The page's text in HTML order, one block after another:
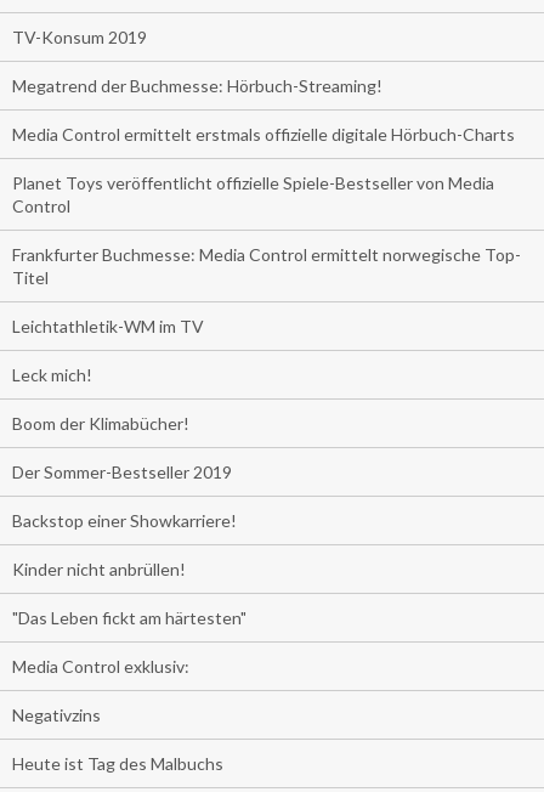
TV-Konsum 2019
Megatrend der Buchmesse: Hörbuch-Streaming!
Media Control ermittelt erstmals offizielle digitale Hörbuch-Charts
Planet Toys veröffentlicht offizielle Spiele-Bestseller von Media
Control
Frankfurter Buchmesse: Media Control ermittelt norwegische Top-
Titel
Leichtathletik-WM im TV
Leck mich!
Boom der Klimabücher!
Der Sommer-Bestseller 2019
Backstop einer Showkarriere!
Kinder nicht anbrüllen!
"Das Leben fickt am härtesten"
Media Control exklusiv:
Negativzins
Heute ist Tag des Malbuchs